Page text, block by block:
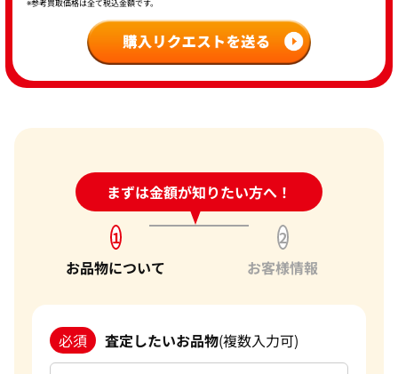
※参考買取価格は全て税込金額です。
まずは金額が知りたい方へ！
24時間受付中!問い合わせフォーム
1
お品物について
2
お客様情報
必須 査定したいお品物(複数入力可)